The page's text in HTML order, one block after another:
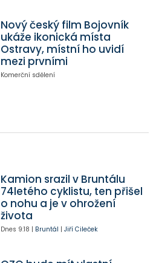
Nový český film Bojovník
ukáže ikonická místa
Ostravy, místní ho uvidí
mezi prvními
Komerční sdělení
Kamion srazil v Bruntálu
74letého cyklistu, ten přišel
o nohu a je v ohrožení
života
Dnes 9:18 | Bruntál | Jiří Cileček